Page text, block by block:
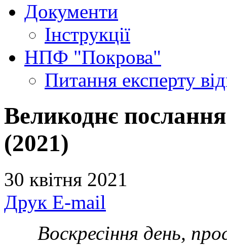
Документи
Інструкції
НПФ "Покрова"
Питання експерту
Великоднє
(2021)
30 квітня 2021
Друк E-mail
Воскресіння день,